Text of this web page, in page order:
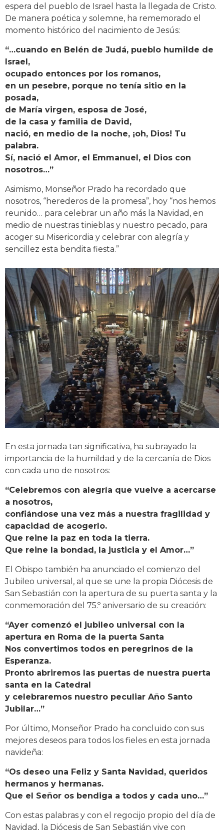
espera del pueblo de Israel hasta la llegada de Cristo.
De manera poética y solemne, ha rememorado el
momento histórico del nacimiento de Jesús:
“…cuando en Belén de Judá, pueblo humilde de
Israel,
ocupado entonces por los romanos,
en un pesebre, porque no tenía sitio en la
posada,
de María virgen, esposa de José,
de la casa y familia de David,
nació, en medio de la noche, ¡oh, Dios! Tu
palabra.
Sí, nació el Amor, el Emmanuel, el Dios con
nosotros…”
Asimismo, Monseñor Prado ha recordado que
nosotros, “herederos de la promesa”, hoy “nos hemos
reunido… para celebrar un año más la Navidad, en
medio de nuestras tinieblas y nuestro pecado, para
acoger su Misericordia y celebrar con alegría y
sencillez esta bendita fiesta.”
En esta jornada tan significativa, ha subrayado la
importancia de la humildad y de la cercanía de Dios
con cada uno de nosotros:
“Celebremos con alegría que vuelve a acercarse
a nosotros,
confiándose una vez más a nuestra fragilidad y
capacidad de acogerlo.
Que reine la paz en toda la tierra.
Que reine la bondad, la justicia y el Amor…”
El Obispo también ha anunciado el comienzo del
Jubileo universal, al que se une la propia Diócesis de
San Sebastián con la apertura de su puerta santa y la
conmemoración del 75.º aniversario de su creación:
“Ayer comenzó el jubileo universal con la
apertura en Roma de la puerta Santa
Nos convertimos todos en peregrinos de la
Esperanza.
Pronto abriremos las puertas de nuestra puerta
santa en la Catedral
y celebraremos nuestro peculiar Año Santo
Jubilar…”
Por último, Monseñor Prado ha concluido con sus
mejores deseos para todos los fieles en esta jornada
navideña:
“Os deseo una Feliz y Santa Navidad, queridos
hermanos y hermanas.
Que el Señor os bendiga a todos y cada uno…”
Con estas palabras y con el regocijo propio del día de
Navidad, la Diócesis de San Sebastián vive con